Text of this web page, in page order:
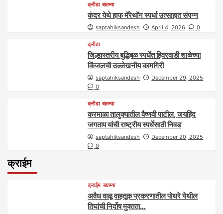
क्रीडा बातम्या
कंदर येथे हाफ मॅरेथॉन स्पर्धा उत्साहात संपन्न
saptahiksandesh April 4, 2026 0
क्रीडा
जिल्हास्तरीय बुद्धिबळ स्पर्धेत हिवरवाडी शाळेच्या
किंजलची उल्लेखनीय कामगिरी
saptahiksandesh
December 29, 2025
0
क्रीडा बातम्या
करमाळा तालुक्यातील वैष्णवी पाटील, जयहिंद
जगताप यांची राष्ट्रीय स्पर्धेसाठी निवड
saptahiksandesh
December 20, 2025
0
क्राईम
क्राईम बातम्या
अवैध वाळू वाहतूक प्रकरणातील पोथरे येथील
तिघांची निर्दोष मुक्तता…